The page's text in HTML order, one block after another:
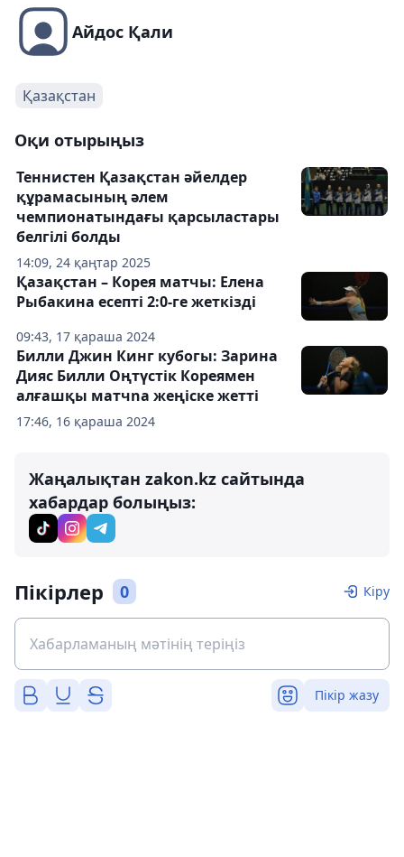
Айдос Қали
Қазақстан
Оқи отырыңыз
14:09, 24 қаңтар 2025
Теннистен Қазақстан әйелдер
құрамасының әлем
чемпионатындағы қарсыластары
белгілі болды
09:43, 17 қараша 2024
Қазақстан – Корея матчы: Елена
Рыбакина есепті 2:0-ге жеткізді
17:46, 16 қараша 2024
Билли Джин Кинг кубогы: Зарина
Дияс Билли Оңтүстік Кореямен
алғашқы матчnа жеңіске жетті
Жаңалықтан zakon.kz сайтында
хабардар болыңыз:
Пікірлер 0 Кіру
Пікір жазу